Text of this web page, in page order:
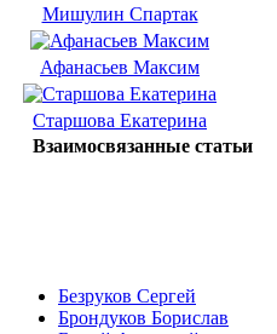
Мишулин Спартак
Афанасьев Максим
Старшова Екатерина
Взаимосвязанные статьи
Безруков Сергей
Брондуков Борислав